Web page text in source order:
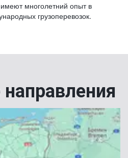
многолетний опыт в
грузоперевозок.